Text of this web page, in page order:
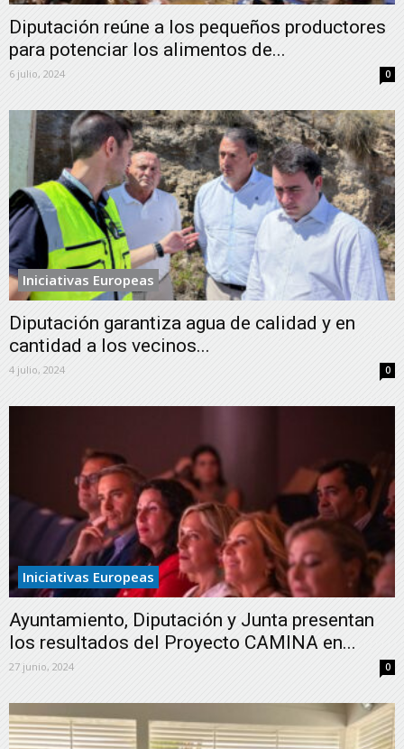
Diputación reúne a los pequeños productores
para potenciar los alimentos de...
6 julio, 2024 0
Iniciativas Europeas
Diputación garantiza agua de calidad y en
cantidad a los vecinos...
4 julio, 2024 0
Iniciativas Europeas
Ayuntamiento, Diputación y Junta presentan
los resultados del Proyecto CAMINA en...
27 junio, 2024 0